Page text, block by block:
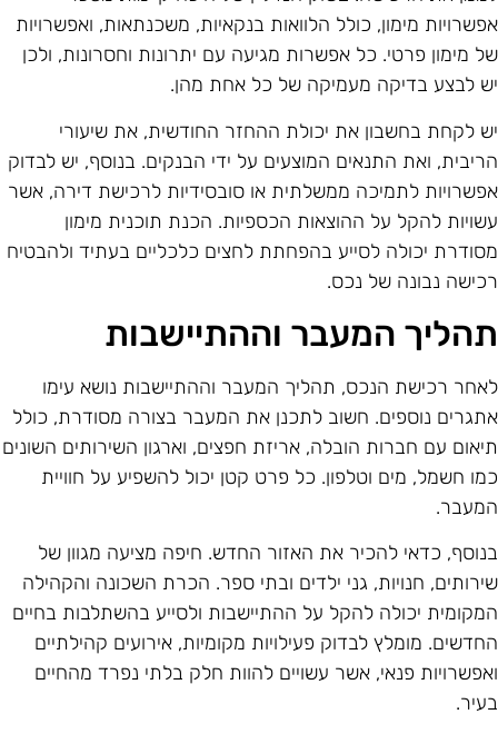
מימון, כולל הלוואות בנקאיות, משכנתאות, ואפשרויות
מימון פרטי. כל אפשרות מגיעה עם יתרונות וחסרונות, ולכן
לבצע בדיקה מעמיקה של כל אחת מהן.
לקחת בחשבון את יכולת ההחזר החודשית, את שיעורי
ואת התנאים המוצעים על ידי הבנקים. בנוסף, יש לבדוק
לתמיכה ממשלתית או סובסידיות לרכישת דירה, אשר
להקל על ההוצאות הכספיות. הכנת תוכנית מימון
יכולה לסייע בהפחתת לחצים כלכליים בעתיד ולהבטיח
נבונה של נכס.
המעבר וההתיישבות
רכישת הנכס, תהליך המעבר וההתיישבות נושא עימו
נוספים. חשוב לתכנן את המעבר בצורה מסודרת, כולל
עם חברות הובלה, אריזת חפצים, וארגון השירותים השונים
חשמל, מים וטלפון. כל פרט קטן יכול להשפיע על חוויית
כדאי להכיר את האזור החדש. חיפה מציעה מגוון של
חנויות, גני ילדים ובתי ספר. הכרת השכונה והקהילה
יכולה להקל על ההתיישבות ולסייע בהשתלבות בחיים
מומלץ לבדוק פעילויות מקומיות, אירועים קהילתיים
פנאי, אשר עשויים להוות חלק בלתי נפרד מהחיים